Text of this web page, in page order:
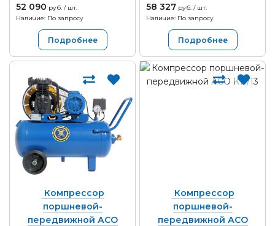
52 090 руб. / шт.
Наличие: По запросу
Подробнее
58 327 руб. / шт.
Наличие: По запросу
Подробнее
Компрессор
поршневой-
передвижной АСО
Компрессор
поршневой-
передвижной АСО